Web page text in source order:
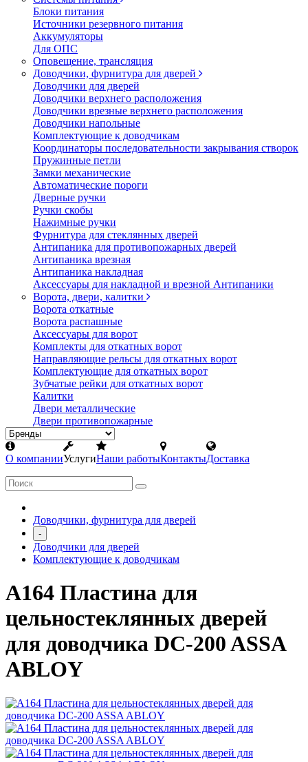
Блоки питания
Источники резервного питания
Аккумуляторы
Для ОПС
Оповещение, трансляция
Доводчики, фурнитура для дверей
Доводчики для дверей
Доводчики верхнего расположения
Доводчики врезные верхнего расположения
Доводчики напольные
Комплектующие к доводчикам
Координаторы последовательности закрывания створок
Пружинные петли
Замки механические
Автоматические пороги
Дверные ручки
Ручки скобы
Нажимные ручки
Фурнитура для стеклянных дверей
Антипаника для противопожарных дверей
Антипаника врезная
Антипаника накладная
Аксессуары для накладной и врезной Антипаники
Ворота, двери, калитки
Ворота откатные
Ворота распашные
Аксессуары для ворот
Комплекты для откатных ворот
Направляющие рельсы для откатных ворот
Комплектующие для откатных ворот
Зубчатые рейки для откатных ворот
Калитки
Двери металлические
Двери противопожарные
О компанииУслугиНаши работыКонтактыДоставка
Доводчики, фурнитура для дверей
-
Доводчики для дверей
Комплектующие к доводчикам
A164 Пластина для
цельностеклянных дверей
для доводчика DC-200 ASSA
ABLOY